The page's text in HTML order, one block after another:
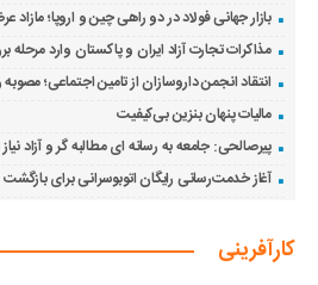
بازار جهانی فولاد در دو راهی چین و اروپا؛ مازاد
مذاکرات تجارت آزاد ایران و پاکستان وارد
انتقاد انجمن داروسازان از تامین اجتماعی؛ مصوبه
مالیات پنهان بنزین بی‌کیفیت
پیرصالحی: جامعه به رسانه ای مطالبه گر و آزاد نیاز
آغاز خدمت‌رسانی رایگان اتوبوسرانی برای بازگشت
کارآفرینی